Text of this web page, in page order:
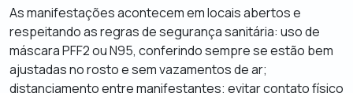
As manifestações acontecem em locais abertos e
respeitando as regras de segurança sanitária: uso de
máscara PFF2 ou N95, conferindo sempre se estão bem
ajustadas no rosto e sem vazamentos de ar;
distanciamento entre manifestantes; evitar contato físico